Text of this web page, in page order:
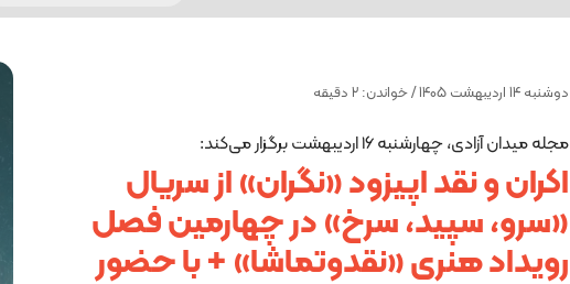
دوشنبه 14 اردیبهشت 1405 / خواندن: 2 دقیقه
مجله میدان آزادی، چهارشنبه 16 اردیبهشت برگزار می‌کند:
اکران و نقد اپیزود «نگران» از سریال
«سرو، سپید، سرخ» در چهارمین فصل
رویداد هنری «نقدوتماشا» + با حضور